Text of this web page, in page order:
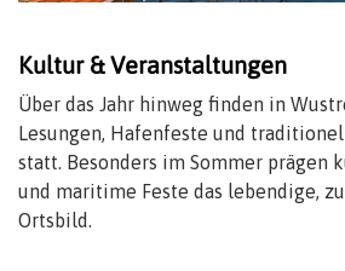
Kultur & Veranstaltungen
Über das Jahr hinweg finden in
Lesungen, Hafenfeste und
statt. Besonders im Sommer prägen
und maritime Feste das lebendige,
Ortsbild.